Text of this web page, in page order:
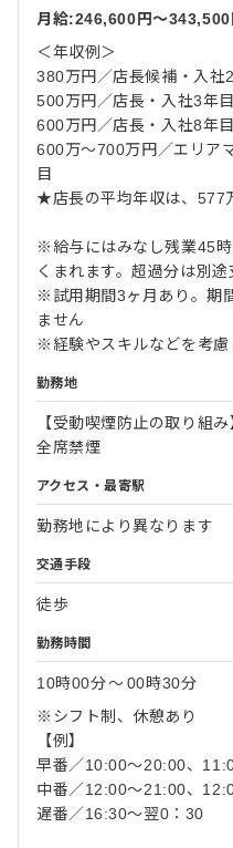
月給:246,600円〜343,500
＜年収例＞
380万円／店長候補・入社
500万円／店長・入社3年目
600万円／店長・入社8年目
600万～700万円／エリア
目
★店長の平均年収は、577
※給与にはみなし残業45
くまれます。超過分は別途
※試用期間3ヶ月あり。期
ません
※経験やスキルなどを考慮
勤務地
【受動喫煙防止の取り組み
全席禁煙
アクセス・最寄駅
勤務地により異なります
交通手段
徒歩
勤務時間
10時00分〜00時30分
※シフト制、休憩あり
【例】
早番／10:00～20:00、
中番／12:00～21:00、
遅番／16:30～翌0：30